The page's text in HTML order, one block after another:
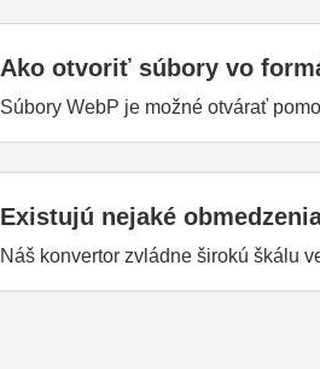
Ako otvoriť súbory vo
Súbory WebP je možné otvárať
Existujú nejaké
Náš konvertor zvládne širokú škálu